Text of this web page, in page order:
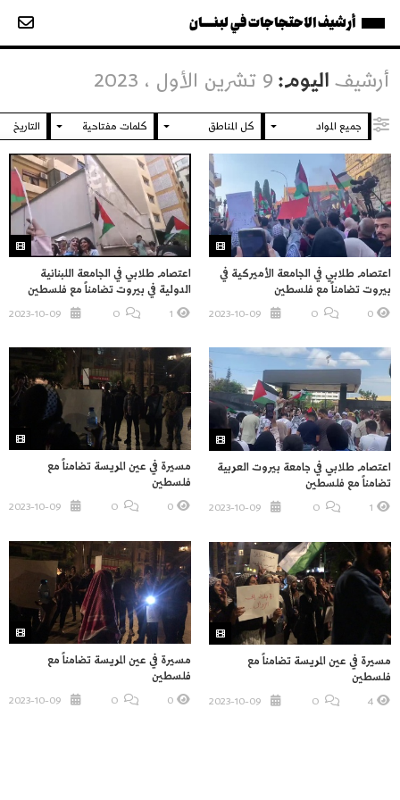
أرشيف الاحتجاجات في لبنــــان
أرشيف اليوم: 9 تشرين الأول ، 2023
اعتصام طلابي في الجامعة الأميركية في
بيروت تضامناً مع فلسطين
0
اعتصام طلابي في الجامعة اللبنانية
الدولية في بيروت تضامناً مع فلسطين
1
O
اعتصام طلابي في جامعة بيروت العربية
تضامناً مع فلسطين
1
O
مسيرة في عين المريسة تضامناً مع
فلسطين
0
مسيرة في عين المريسة تضامناً مع
فلسطين
0
مسيرة في عين المريسة تضامناً مع
فلسطين
4
O